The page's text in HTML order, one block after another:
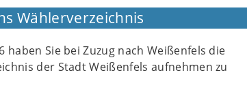
Wählerverzeichnis
haben Sie bei Zuzug nach Weißenfels die
der Stadt Weißenfels aufnehmen zu